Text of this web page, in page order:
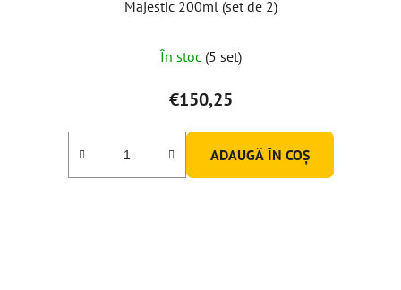
Majestic 200ml (set de 2)
În stoc (5 set)
€150,25
ADAUGĂ ÎN COŞ